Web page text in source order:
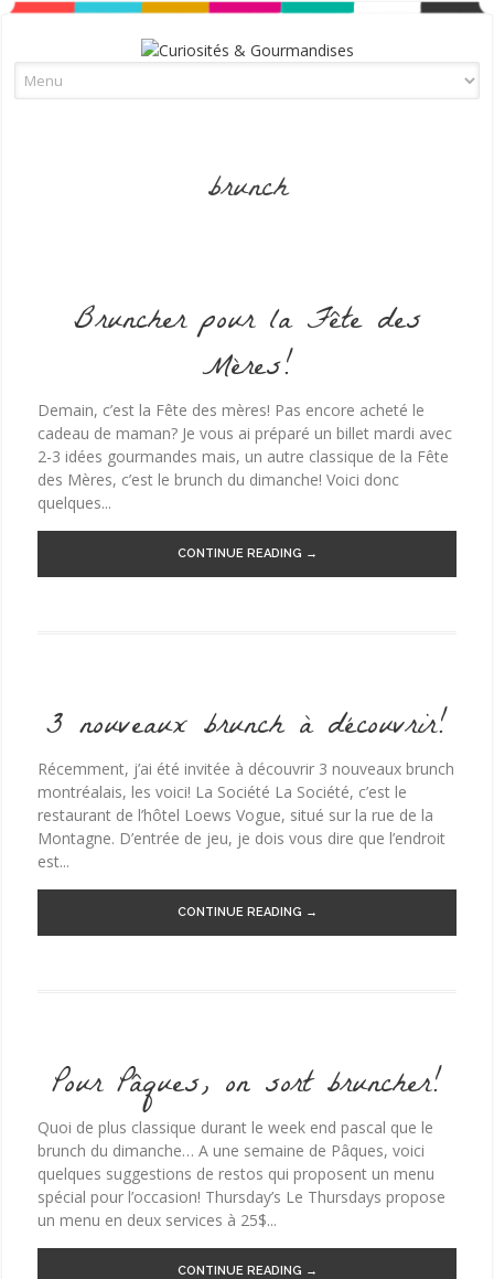
brunch
Bruncher pour la Fête des
Mères!
Demain, c’est la Fête des mères! Pas encore acheté le
cadeau de maman? Je vous ai préparé un billet mardi avec
2-3 idées gourmandes mais, un autre classique de la Fête
des Mères, c’est le brunch du dimanche! Voici donc
quelques...
CONTINUE READING →
3 nouveaux brunch à découvrir!
Récemment, j’ai été invitée à découvrir 3 nouveaux brunch
montréalais, les voici! La Société La Société, c’est le
restaurant de l’hôtel Loews Vogue, situé sur la rue de la
Montagne. D’entrée de jeu, je dois vous dire que l’endroit
est...
CONTINUE READING →
Pour Pâques, on sort bruncher!
Quoi de plus classique durant le week end pascal que le
brunch du dimanche… A une semaine de Pâques, voici
quelques suggestions de restos qui proposent un menu
spécial pour l’occasion! Thursday’s Le Thursdays propose
un menu en deux services à 25$...
CONTINUE READING →